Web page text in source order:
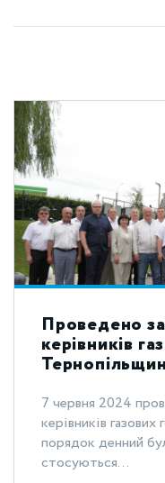
Проведено
керівників
7 червня 2024
керівників
порядок денний
стосуються...